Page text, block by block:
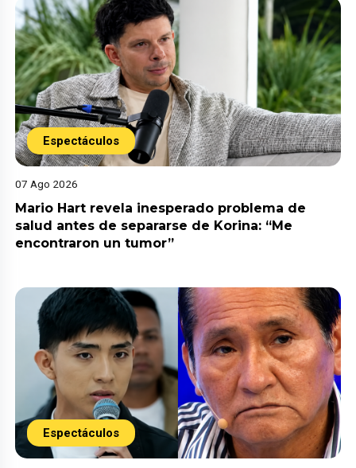
Espectáculos
07 Ago 2026
Mario Hart revela inesperado problema de
salud antes de separarse de Korina: “Me
encontraron un tumor”
Espectáculos